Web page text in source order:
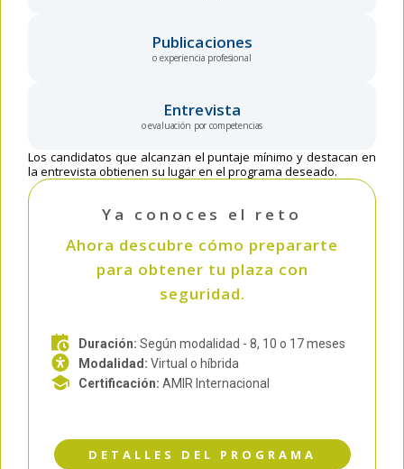
o experiencia profesional
Publicaciones
o evaluación por competencias
Entrevista
Los candidatos que alcanzan el puntaje mínimo y destacan en
la entrevista obtienen su lugar en el programa deseado.
Ya conoces el reto
Ahora descubre cómo prepararte
para obtener tu plaza con
seguridad.
Duración: Según modalidad - 8, 10 o 17 meses
Modalidad: Virtual o híbrida
Certificación: AMIR Internacional
DETALLES DEL PROGRAMA